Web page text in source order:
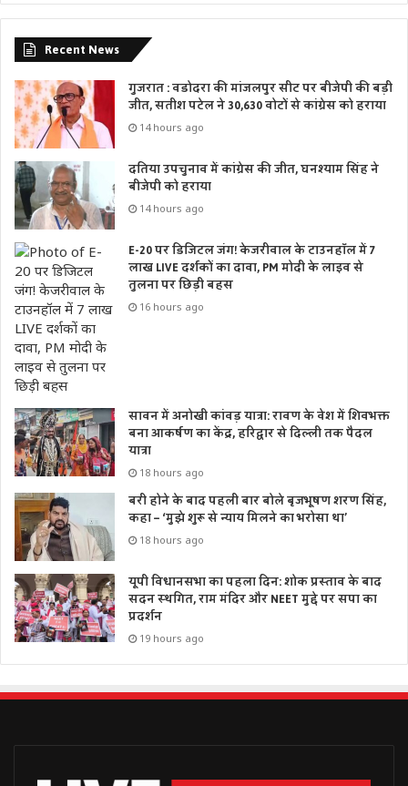
Recent News
गुजरात : वडोदरा की मांजलपुर सीट पर बीजेपी की बड़ी
जीत, सतीश पटेल ने 30,630 वोटों से कांग्रेस को हराया
14 hours ago
दतिया उपचुनाव में कांग्रेस की जीत, घनश्याम सिंह ने
बीजेपी को हराया
14 hours ago
E-20 पर डिजिटल जंग! केजरीवाल के टाउनहॉल में 7
लाख LIVE दर्शकों का दावा, PM मोदी के लाइव से
तुलना पर छिड़ी बहस
16 hours ago
सावन में अनोखी कांवड़ यात्रा: रावण के वेश में शिवभक्त
बना आकर्षण का केंद्र, हरिद्वार से दिल्ली तक पैदल
यात्रा
18 hours ago
बरी होने के बाद पहली बार बोले बृजभूषण शरण सिंह,
कहा – ‘मुझे शुरू से न्याय मिलने का भरोसा था’
18 hours ago
यूपी विधानसभा का पहला दिन: शोक प्रस्ताव के बाद
सदन स्थगित, राम मंदिर और NEET मुद्दे पर सपा का
प्रदर्शन
19 hours ago